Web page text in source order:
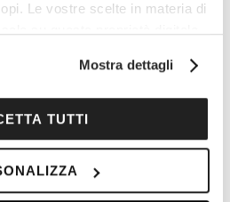
Le vostre scelte in materia di
consenso in qualsiasi
privacy.
sulla tua posizione
Mostra dettagli
TUTTI